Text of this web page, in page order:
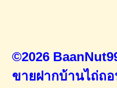
©2026
ขายฝากบ้านไถ่ถ